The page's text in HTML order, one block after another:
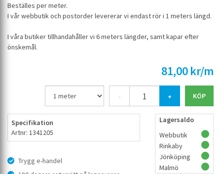
Beställes per meter.
I vår webbutik och postorder levererar vi endast rör i 1 meters längd.
I våra butiker tillhandahåller vi 6 meters längder, samt kapar efter
önskemål.
81,00 kr/m
- +
Specifikation
Artnr: 1341205
Trygg e-handel
Lagersaldo
Webbutik
Rinkaby
Jönköping
Malmö